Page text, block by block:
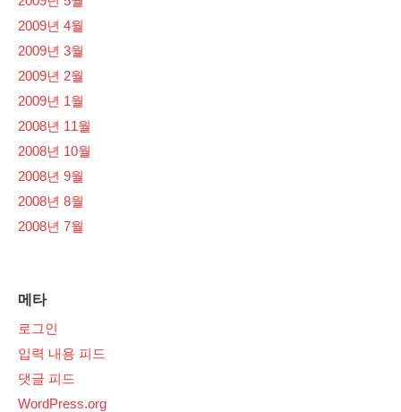
2009년 4월
2009년 3월
2009년 2월
2009년 1월
2008년 11월
2008년 10월
2008년 9월
2008년 8월
2008년 7월
메타
로그인
입력 내용 피드
댓글 피드
WordPress.org